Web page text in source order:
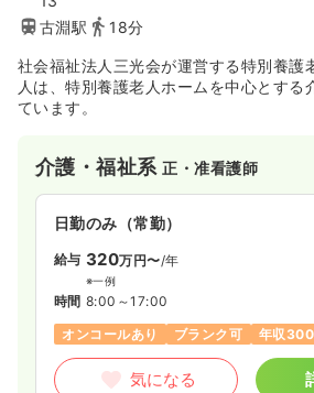
古淵駅
18分
社会福祉法人三光会が運営する特別養護
人は、特別養護老人ホームを中心とする
ています。
介護・福祉系正・准看護師
日勤のみ（常勤）
給与 320万円〜/年
※一例
時間 8:00～17:00
オンコールあり
ブランク可 年収
気になる